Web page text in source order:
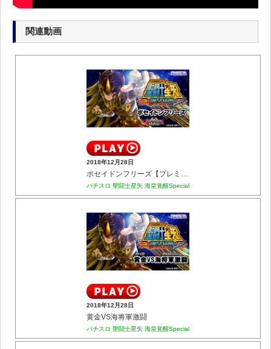
関連動画
2018年12月28日
ポセイドンフリーズ【プレミアム】
パチスロ 聖闘士星矢 海皇覚醒Special
2018年12月28日
黄金VS海将軍激闘
パチスロ 聖闘士星矢 海皇覚醒Special